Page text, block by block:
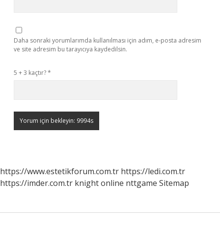
Daha sonraki yorumlarımda kullanılması için adım, e-posta adresim
ve site adresim bu tarayıcıya kaydedilsin.
5 + 3 kaçtır?*
https://www.estetikforum.com.tr https://ledi.com.tr
https://imder.com.tr knight online nttgame Sitemap